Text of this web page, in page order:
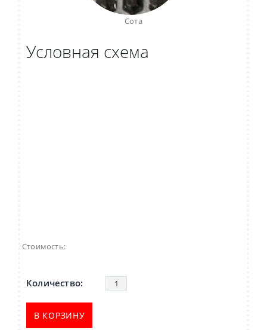
Сота
Условная схема
Стоимость:
В КОРЗИНУ